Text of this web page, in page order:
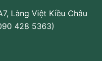
Làng Việt Kiều Châu
428 5363)